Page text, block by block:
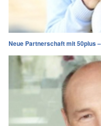
Neue Partnerschaft mit 50plus